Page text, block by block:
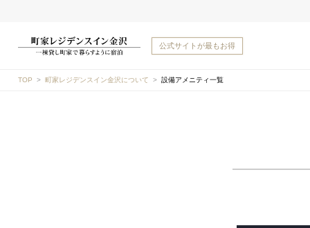
公式サイトが最もお得
TOP 町家レジデンスイン金沢について 設備アメニティ一覧